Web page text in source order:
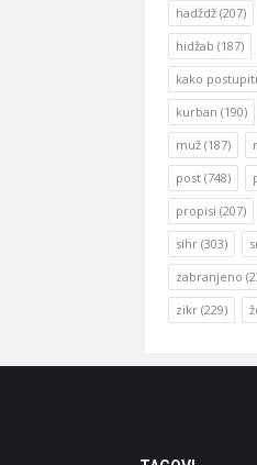
hadždž (207)
hidžab (187)
kako postupiti
kurban (190)
muž (187)
post (748)
propisi (207)
sihr (303)
zabranjeno
zikr (229)